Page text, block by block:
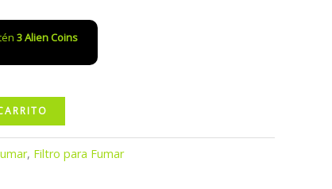
3Alien Coins
, Filtro para Fumar